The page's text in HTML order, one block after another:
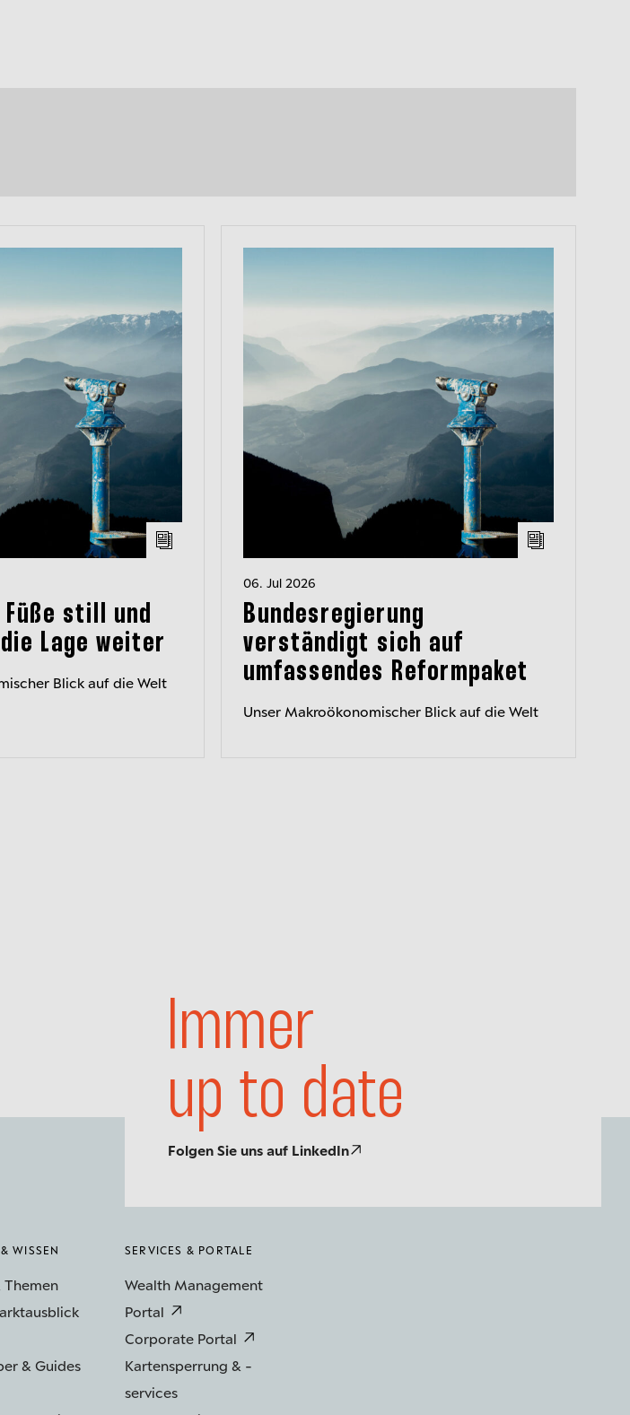
Füße still und
Lage weiter
Blick auf die Welt
06. Jul 2026
Bundesregierung
verständigt sich auf
umfassendes Reformpaket
Unser Makroökonomischer Blick auf die Welt
Immer
up to date
Folgen Sie uns auf LinkedIn
WISSEN
Themen
& Guides
SERVICES & PORTALE
Wealth Management
Portal
Corporate Portal
Kartensperrung & -
services